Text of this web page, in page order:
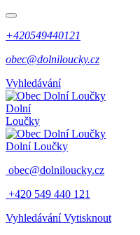
+420549440121
obec@dolniloucky.cz
Vyhledávání
Dolní
Loučky
Dolní Loučky
obec@dolniloucky.cz
+420 549 440 121
Vyhledávání Vytisknout